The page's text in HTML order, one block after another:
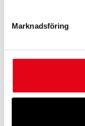
Marknadsföring